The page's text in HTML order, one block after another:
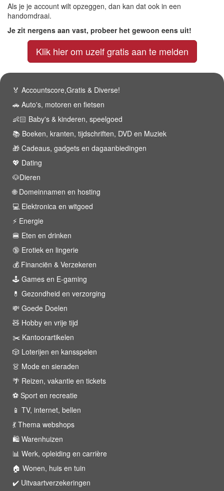
Als je je account wilt opzeggen, dan kan dat ook in een
handomdraai.
Je zit nergens aan vast, probeer het gewoon eens uit!
Klik hier om uzelf gratis aan te melden
🏅 Accountscore,Gratis & Diverse!
🚗 Auto's, motoren en fietsen
👶🏻 Baby's & kinderen, speelgoed
📚 Boeken, kranten, tijdschriften, DVD en Muziek
🎁 Cadeaus, gadgets en dagaanbiedingen
💖 Dating
🐶Dieren
🌐 Domeinnamen en hosting
💻 Elektronica en witgoed
⚡️ Energie
🍔 Eten en drinken
🔞 Erotiek en lingerie
💰 Financiën & Verzekeren
🕹 Games en E-gaming
💊 Gezondheid en verzorging
💸 Goede Doelen
🧸 Hobby en vrije tijd
✂️ Kantoorartikelen
🎲 Loterijen en kansspelen
👗 Mode en sieraden
🌴 Reizen, vakantie en tickets
⚽️ Sport en recreatie
📱 TV, internet, bellen
💃 Thema webshops
🛍 Warenhuizen
📊 Werk, opleiding en carrière
🏠 Wonen, huis en tuin
✔️ Uitvaartverzekeringen